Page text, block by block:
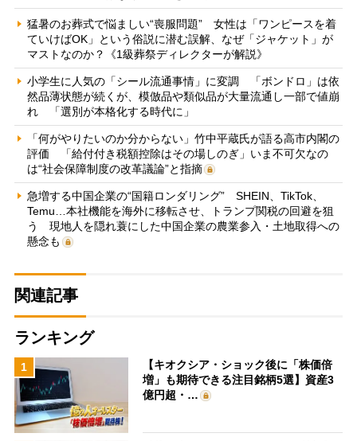
猛暑のお葬式で悩ましい“喪服問題” 女性は「ワンピースを着
ていけばOK」という俗説に潜む誤解、なぜ「ジャケット」が
マストなのか？《1級葬祭ディレクターが解説》
小学生に人気の「シール流通事情」に変調 「ボンドロ」は依
然品薄状態が続くが、模倣品や類似品が大量流通し一部で値崩
れ 「選別が本格化する時代に」
「何がやりたいのか分からない」竹中平蔵氏が語る高市内閣の
評価 「給付付き税額控除はその場しのぎ」いま不可欠なの
は“社会保障制度の改革議論”と指摘
急増する中国企業の“国籍ロンダリング” SHEIN、TikTok、
Temu…本社機能を海外に移転させ、トランプ関税の回避を狙
う 現地人を隠れ蓑にした中国企業の農業参入・土地取得への
懸念も
関連記事
ランキング
1
【キオクシア・ショック後に「株価倍
増」も期待できる注目銘柄5選】資産3
億円超・…